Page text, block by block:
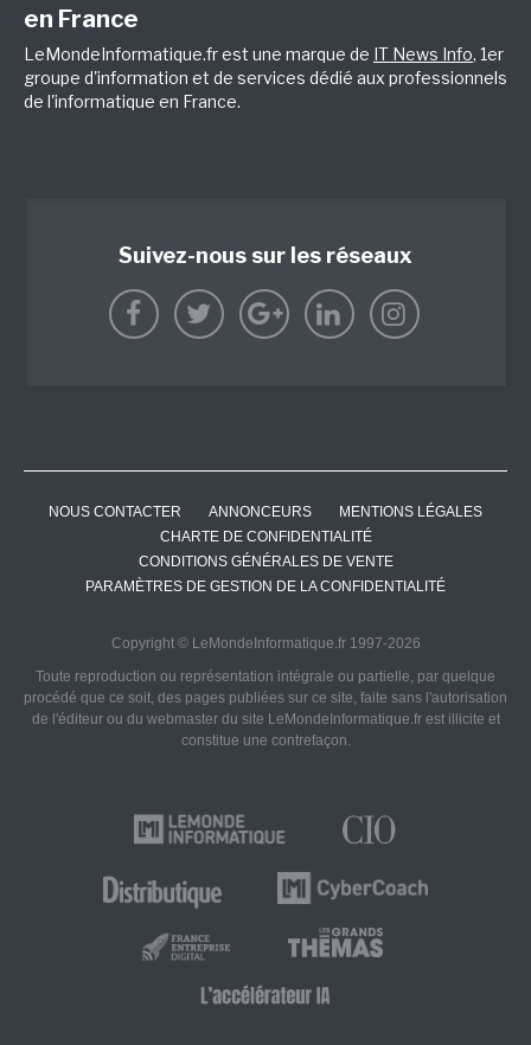
en France
LeMondeInformatique.fr est une marque de IT News Info, 1er
groupe d'information et de services dédié aux professionnels
de l'informatique en France.
Suivez-nous sur les réseaux
NOUS CONTACTER ANNONCEURS
MENTIONS LÉGALES
CHARTE DE CONFIDENTIALITÉ
CONDITIONS GÉNÉRALES DE VENTE
PARAMÈTRES DE GESTION DE LA CONFIDENTIALITÉ
Copyright © LeMondeInformatique.fr 1997-2026
Toute reproduction ou représentation intégrale ou partielle, par quelque
procédé que ce soit, des pages publiées sur ce site, faite sans l'autorisation
de l'éditeur ou du webmaster du site LeMondeInformatique.fr est illicite et
constitue une contrefaçon.